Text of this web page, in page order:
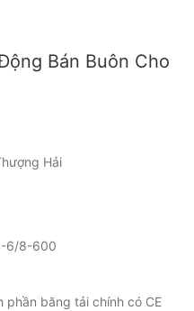
Bán Buôn Cho
Hải
6/8-600
phần băng tải chính có CE